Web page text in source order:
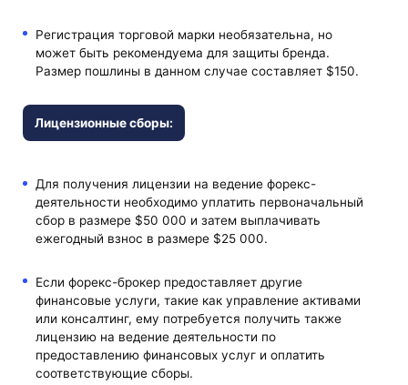
Регистрация торговой марки необязательна, но
может быть рекомендуема для защиты бренда.
Размер пошлины в данном случае составляет $150.
Лицензионные сборы:
Для получения лицензии на ведение форекс-
деятельности необходимо уплатить первоначальный
сбор в размере $50 000 и затем выплачивать
ежегодный взнос в размере $25 000.
Если форекс-брокер предоставляет другие
финансовые услуги, такие как управление активами
или консалтинг, ему потребуется получить также
лицензию на ведение деятельности по
предоставлению финансовых услуг и оплатить
соответствующие сборы.